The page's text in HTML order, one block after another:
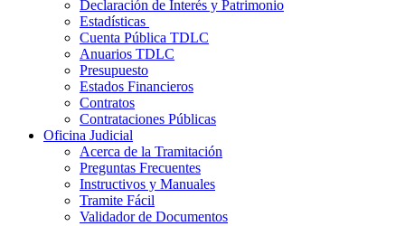
Declaración de Interés y Patrimonio
Estadísticas
Cuenta Pública TDLC
Anuarios TDLC
Presupuesto
Estados Financieros
Contratos
Contrataciones Públicas
Oficina Judicial
Acerca de la Tramitación
Preguntas Frecuentes
Instructivos y Manuales
Tramite Fácil
Validador de Documentos